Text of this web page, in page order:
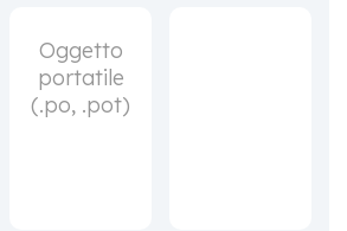
Oggetto
portatile
(.po, .pot)